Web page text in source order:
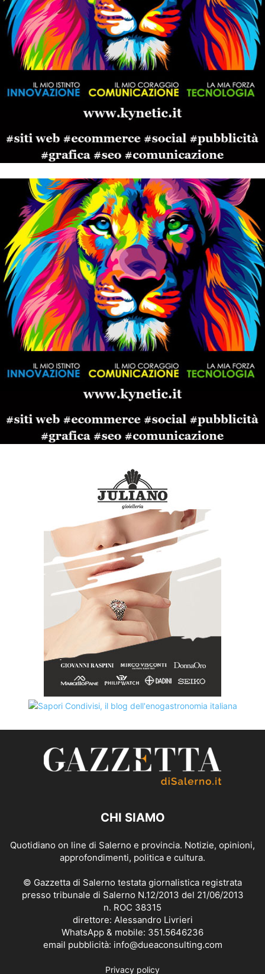
CHI SIAMO
Quotidiano on line di Salerno e provincia. Notizie, opinioni,
approfondimenti, politica e cultura.
© Gazzetta di Salerno testata giornalistica registrata
presso tribunale di Salerno N.12/2013 del 21/06/2013
n. ROC 38315
direttore: Alessandro Livrieri
WhatsApp & mobile: 351.5646236
email pubblicità: info@dueaconsulting.com
Privacy policy